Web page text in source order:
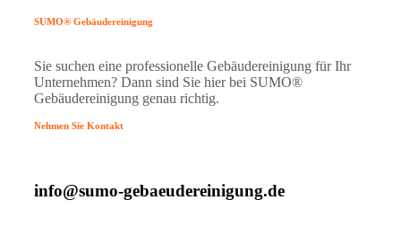
SUMO® Gebäudereinigung
Sie suchen eine professionelle Gebäudereinigung für Ihr
Unternehmen? Dann sind Sie hier bei SUMO®
Gebäudereinigung genau richtig.
Nehmen Sie Kontakt
info@sumo-gebaeudereinigung.de